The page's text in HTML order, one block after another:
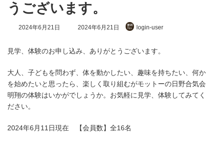
うございます。
2024年6月21日
最
新
:
2024年6月21日 login-user
見学、体験のお申し込み、ありがとうございます。
大人、子どもを問わず、体を動かしたい、趣味を持ちたい、何か
を始めたいと思ったら、楽しく取り組むがモットーの日野合気会
明翔の体験はいかがでしょうか。お気軽に見学、体験してみてく
ださい。
2024年6月11日現在 【会員数】全16名